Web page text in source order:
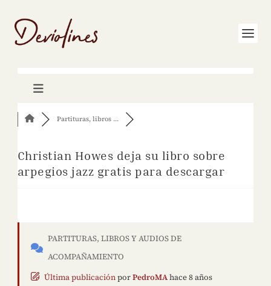
Partituras, libros ...
Christian Howes deja su libro sobre
arpegios jazz gratis para descargar
PARTITURAS, LIBROS Y AUDIOS DE
ACOMPAÑAMIENTO
Última publicaciónporPedroMAhace 8 años